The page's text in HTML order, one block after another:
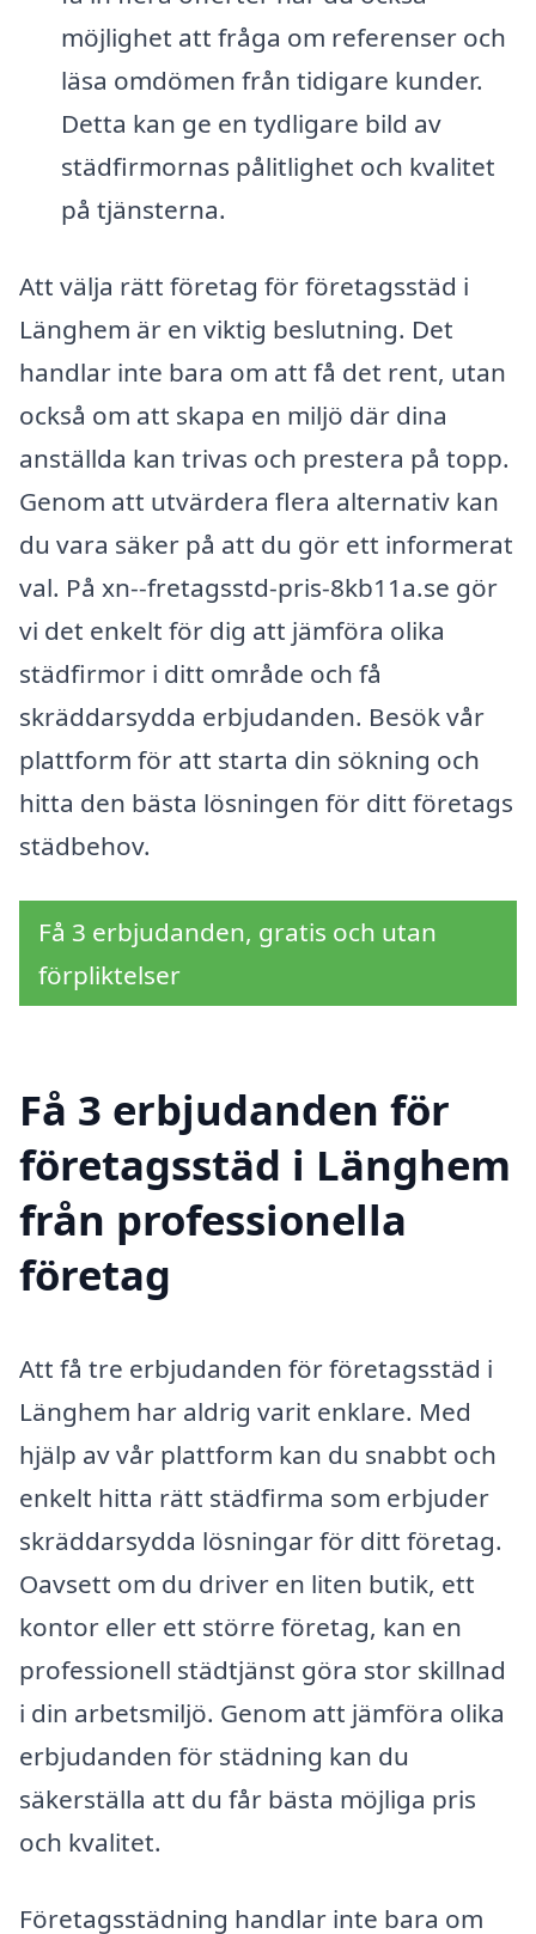
möjlighet att fråga om referenser och
läsa omdömen från tidigare kunder.
Detta kan ge en tydligare bild av
städfirmornas pålitlighet och kvalitet
på tjänsterna.
Att välja rätt företag för företagsstäd i
Länghem är en viktig beslutning. Det
handlar inte bara om att få det rent, utan
också om att skapa en miljö där dina
anställda kan trivas och prestera på topp.
Genom att utvärdera flera alternativ kan
du vara säker på att du gör ett informerat
val. På xn--fretagsstd-pris-8kb11a.se gör
vi det enkelt för dig att jämföra olika
städfirmor i ditt område och få
skräddarsydda erbjudanden. Besök vår
plattform för att starta din sökning och
hitta den bästa lösningen för ditt företags
städbehov.
Få 3 erbjudanden, gratis och utan
förpliktelser
Få 3 erbjudanden för
företagsstäd i Länghem
från professionella
företag
Att få tre erbjudanden för företagsstäd i
Länghem har aldrig varit enklare. Med
hjälp av vår plattform kan du snabbt och
enkelt hitta rätt städfirma som erbjuder
skräddarsydda lösningar för ditt företag.
Oavsett om du driver en liten butik, ett
kontor eller ett större företag, kan en
professionell städtjänst göra stor skillnad
i din arbetsmiljö. Genom att jämföra olika
erbjudanden för städning kan du
säkerställa att du får bästa möjliga pris
och kvalitet.
Företagsstädning handlar inte bara om